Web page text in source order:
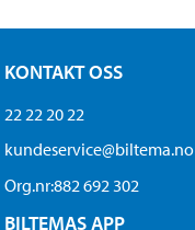
KONTAKT OSS
22 22 20 22
kundeservice@biltema.no
Org.nr:882 692 302
BILTEMAS APP